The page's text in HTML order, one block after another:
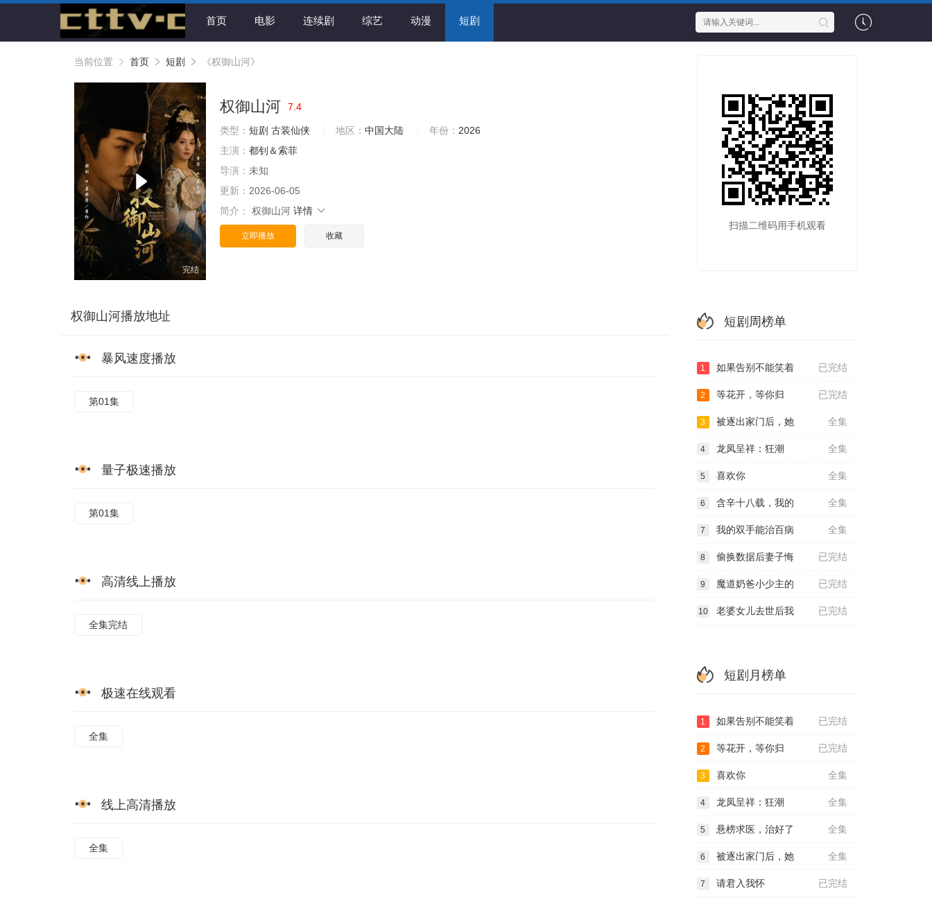
首页 电影 连续剧 综艺 动漫 短剧
当前位置 首页 短剧 《权御山河》
完结
权御山河 7.4
类型： 短剧 古装仙侠 地区： 中国大陆 年份： 2026
主演： 都钊＆索菲
导演： 未知
更新： 2026-06-05
简介：
权御山河 详情
立即播放 收藏
权御山河播放地址
暴风速度播放
第01集
量子极速播放
第01集
高清线上播放
全集完结
极速在线观看
全集
线上高清播放
全集
扫描二维码用手机观看
短剧周榜单
已完结
1 如果告别不能笑着
已完结
2 等花开，等你归
全集
3 被逐出家门后，她
全集
4 龙凤呈祥：狂潮
全集
5 喜欢你
全集
6 含辛十八载，我的
全集
7 我的双手能治百病
已完结
8 偷换数据后妻子悔
已完结
9 魔道奶爸小少主的
已完结
10 老婆女儿去世后我
短剧月榜单
已完结
1 如果告别不能笑着
已完结
2 等花开，等你归
全集
3 喜欢你
全集
4 龙凤呈祥：狂潮
全集
5 悬榜求医，治好了
全集
6 被逐出家门后，她
已完结
7 请君入我怀